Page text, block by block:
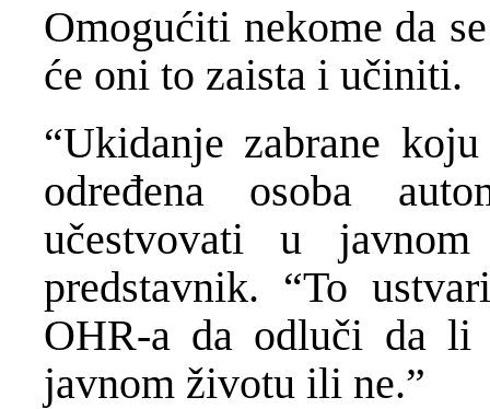
Omogućiti nekome da
će oni to zaista i učiniti.
“Ukidanje zabrane
određena osoba
učestvovati u
predstavnik. “To
OHR-a da odluči da li
javnom životu ili ne.”